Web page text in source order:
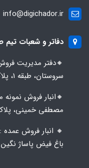
info@digichador.ir
دفاتر و شعبات
🔸️​​دفتر مدیریت
سروستان، طبقه 1، پلاک 54
🔸️​​انبار فروش
مصطفی خمینی، پلاک
🔸️ انبار فروش
باغ فیض پاساژ